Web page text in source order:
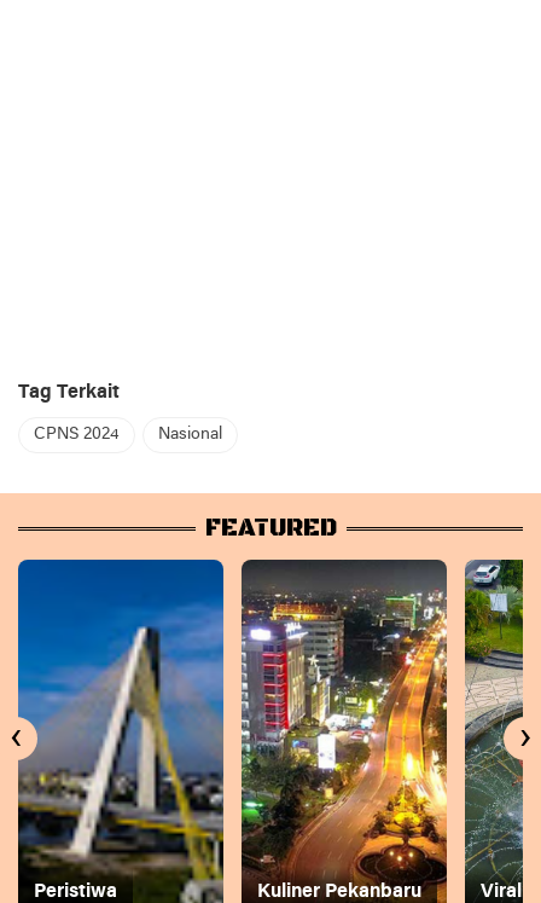
Tag Terkait
CPNS 2024 Nasional
FEATURED
Peristiwa Kuliner Pekanbaru Viral
‹ ›